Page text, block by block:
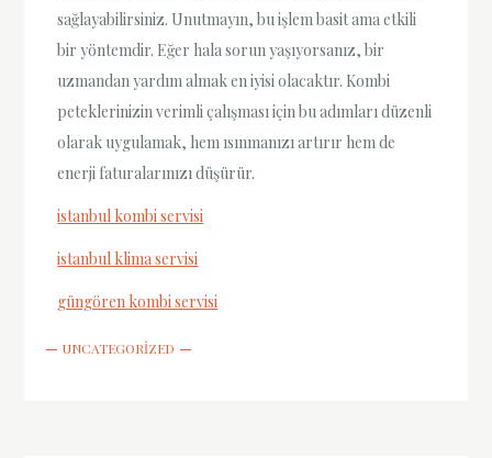
sağlayabilirsiniz. Unutmayın, bu işlem basit ama etkili
bir yöntemdir. Eğer hala sorun yaşıyorsanız, bir
uzmandan yardım almak en iyisi olacaktır. Kombi
peteklerinizin verimli çalışması için bu adımları düzenli
olarak uygulamak, hem ısınmanızı artırır hem de
enerji faturalarınızı düşürür.
istanbul kombi servisi
istanbul klima servisi
güngören kombi servisi
UNCATEGORIZED